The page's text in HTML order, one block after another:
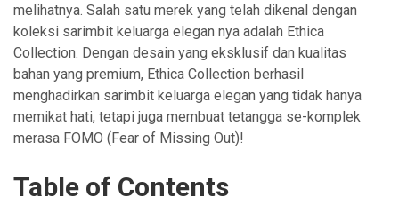
melihatnya. Salah satu merek yang telah dikenal dengan
koleksi sarimbit keluarga elegan nya adalah Ethica
Collection. Dengan desain yang eksklusif dan kualitas
bahan yang premium, Ethica Collection berhasil
menghadirkan sarimbit keluarga elegan yang tidak hanya
memikat hati, tetapi juga membuat tetangga se-komplek
merasa FOMO (Fear of Missing Out)!
Table of Contents